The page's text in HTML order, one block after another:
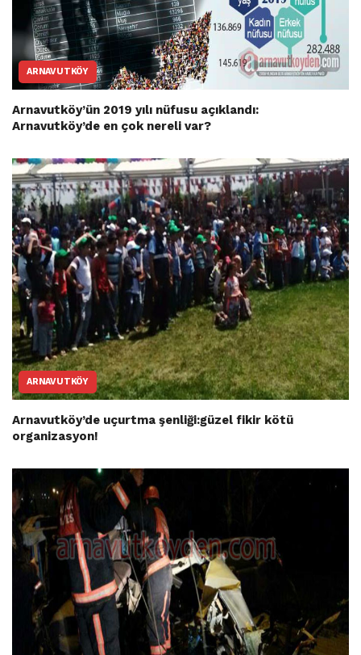
ARNAVUTKÖY
Arnavutköy’ün 2019 yılı nüfusu açıklandı:
Arnavutköy’de en çok nereli var?
ARNAVUTKÖY
Arnavutköy’de uçurtma şenliği:güzel fikir kötü
organizasyon!